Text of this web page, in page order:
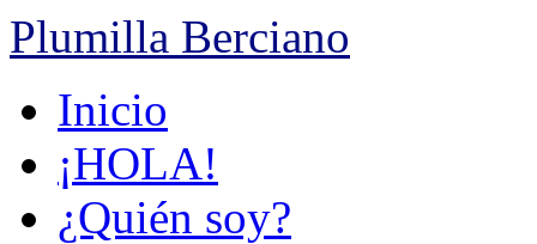
Plumilla Berciano
contenidoInicio
¡HOLA!
¿Quién soy?